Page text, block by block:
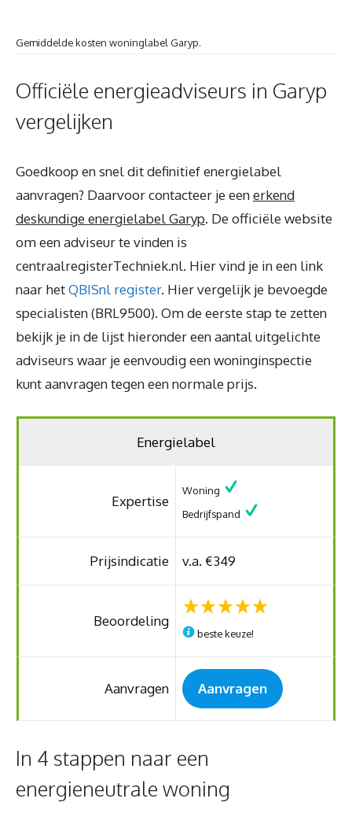
Gemiddelde kosten woninglabel Garyp.
Officiële energieadviseurs in Garyp
vergelijken
Goedkoop en snel dit definitief energielabel
aanvragen? Daarvoor contacteer je eenerkend
deskundige energielabel Garyp. De officiële website
om een adviseur te vinden is
centraalregisterTechniek.nl. Hier vind je in een link
naar hetQBISnl register. Hier vergelijk je bevoegde
specialisten (BRL9500). Om de eerste stap te zetten
bekijk je in de lijst hieronder een aantal uitgelichte
adviseurs waar je eenvoudig een woninginspectie
kunt aanvragen tegen een normale prijs.
Energielabel
Expertise
Woning
Bedrijfspand
Prijsindicatie v.a. €349
Beoordeling
beste keuze!
Aanvragen Aanvragen
In 4 stappen naar een
energieneutrale woning